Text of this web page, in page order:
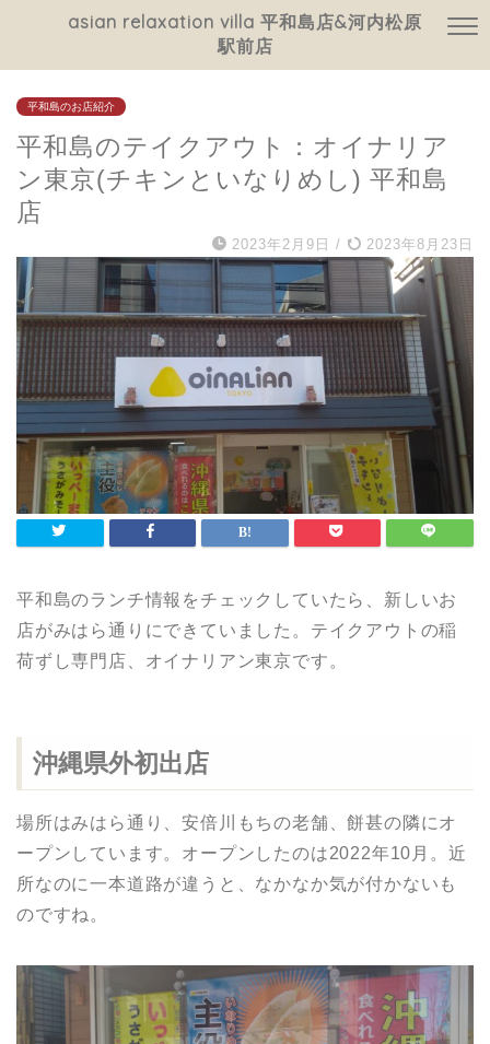
asian relaxation villa 平和島店&河内松原
駅前店
平和島のお店紹介
平和島のテイクアウト：オイナリア
ン東京(チキンといなりめし) 平和島
店
2023年2月9日 / 2023年8月23日
平和島のランチ情報をチェックしていたら、新しいお
店がみはら通りにできていました。テイクアウトの稲
荷ずし専門店、オイナリアン東京です。
沖縄県外初出店
場所はみはら通り、安倍川もちの老舗、餅甚の隣にオ
ープンしています。オープンしたのは2022年10月。近
所なのに一本道路が違うと、なかなか気が付かないも
のですね。